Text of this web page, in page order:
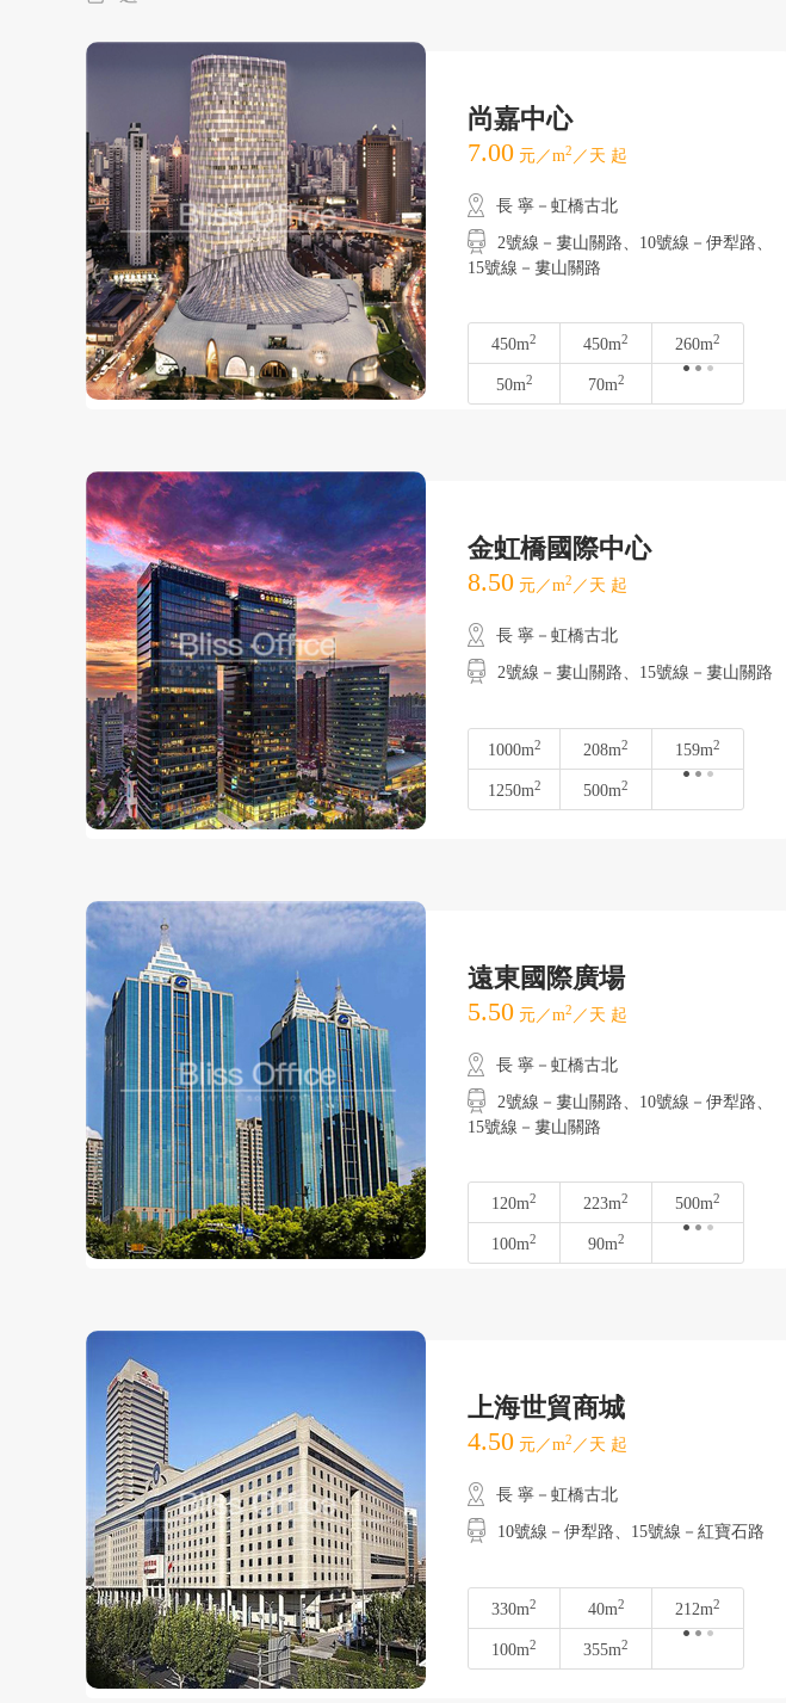
尚嘉中心
7.00 元／m2 ／天 起
長 寧－虹橋古北
2號線－婁山關路、10號線－伊犁路、
15號線－婁山關路
450m2 450m2 260m2
50m2 70m2
金虹橋國際中心
8.50 元／m2 ／天 起
長 寧－虹橋古北
2號線－婁山關路、15號線－婁山關路
1000m2 208m2 159m2
1250m2 500m2
遠東國際廣場
5.50 元／m2 ／天 起
長 寧－虹橋古北
2號線－婁山關路、10號線－伊犁路、
15號線－婁山關路
120m2 223m2 500m2
100m2 90m2
上海世貿商城
4.50 元／m2 ／天 起
長 寧－虹橋古北
10號線－伊犁路、15號線－紅寶石路
330m2 40m2 212m2
100m2 355m2